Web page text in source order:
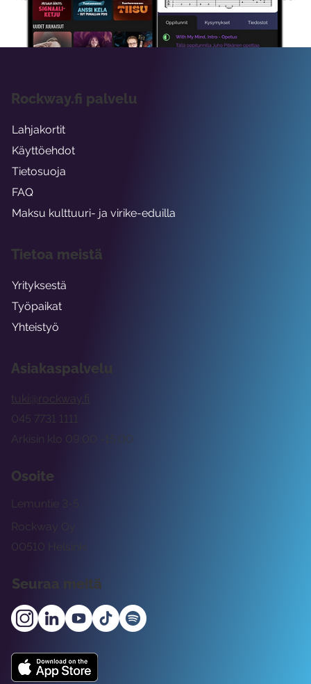
viikon ajaksi.
Asiakaspalvelu
tuki@rockway.fi
Arkisin klo 09:00 -15:00
045 7731 1111
Osoite
Rockway Oy
Lemuntie 3-5
00510 Helsinki
Seuraa meitä
Rockway.fi palvelu
Lahjakortit
Käyttöehdot
Tietosuoja
FAQ
Maksu kulttuuri- ja virike-eduilla
Tietoa meistä
Yrityksestä
Työpaikat
Yhteistyö